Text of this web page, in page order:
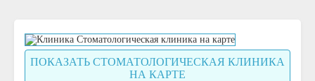
ПОКАЗАТЬ СТОМАТОЛОГИЧЕСКАЯ КЛИНИКА
НА КАРТЕ